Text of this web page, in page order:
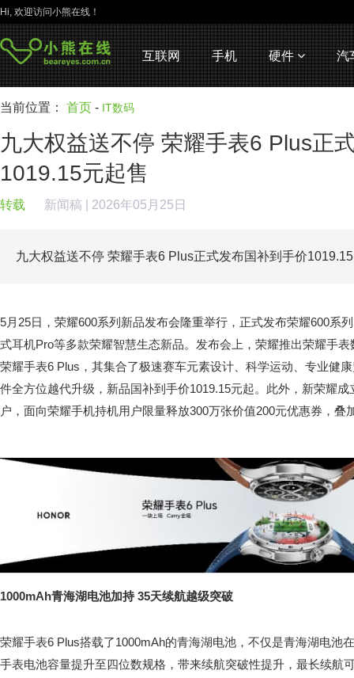
Hi, 欢迎访问小熊在线！
互联网 手机 硬件 汽
当前位置： 首页 - IT数码
九大权益送不停 荣耀手表6 Plus正
1019.15元起售
转载 新闻稿 | 2026年05月25日
九大权益送不停 荣耀手表6 Plus正式发布国补到手价
5月25日，荣耀600系列新品发布会隆重举行，正式发布荣耀600系
式耳机Pro等多款荣耀智慧生态新品。发布会上，荣耀推出荣耀手
荣耀手表6 Plus，其集合了极速赛车元素设计、科学运动、专业健
件全方位越代升级，新品国补到手价1019.15元起。此外，新荣耀
户，面向荣耀手机持机用户限量释放300万张价值200元优惠券，叠
1000mAh青海湖电池加持 35天续航越级突破
荣耀手表6 Plus搭载了1000mAh的青海湖电池，不仅是青海湖电池
手表电池容量提升至四位数规格，带来续航突破性提升，最长续航